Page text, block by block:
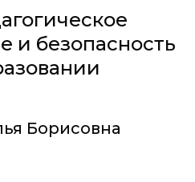
и безопасность
Борисовна